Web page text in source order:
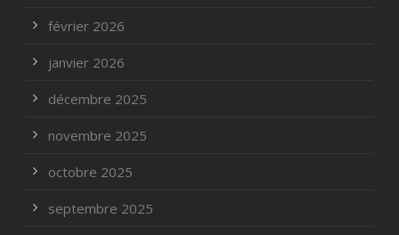
février 2026
janvier 2026
décembre 2025
novembre 2025
octobre 2025
septembre 2025